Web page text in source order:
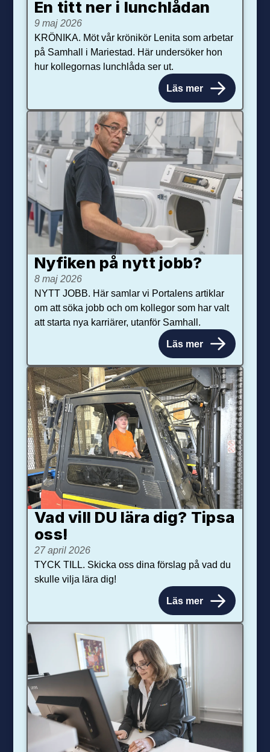
En titt ner i lunchlådan
9 maj 2026
KRÖNIKA. Möt vår krönikör Lenita som arbetar
på Samhall i Mariestad. Här undersöker hon
hur kollegornas lunchlåda ser ut.
Läs mer
Nyfiken på nytt jobb?
8 maj 2026
NYTT JOBB. Här samlar vi Portalens artiklar
om att söka jobb och om kollegor som har valt
att starta nya karriärer, utanför Samhall.
Läs mer
Vad vill DU lära dig? Tipsa
oss!
27 april 2026
TYCK TILL. Skicka oss dina förslag på vad du
skulle vilja lära dig!
Läs mer